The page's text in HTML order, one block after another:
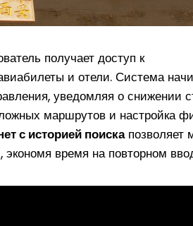
получает доступ к
и отели. Система
уведомляя о снижении
маршрутов и настройка
с историей поискапозволяет
время на повторном